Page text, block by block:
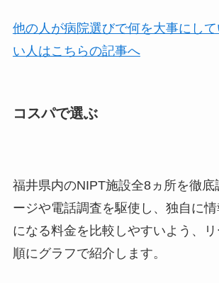
他の人が病院選びで何を大事にし
い人はこちらの記事へ
コスパで選ぶ
福井県内のNIPT施設全8ヵ所を徹
ージや電話調査を駆使し、独自に
になる料金を比較しやすいよう、
順にグラフで紹介します。